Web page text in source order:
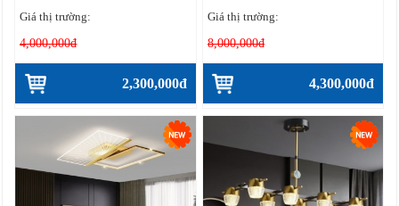
Giá thị trường:
4,000,000đ
2,300,000đ
Giá thị trường:
8,000,000đ
4,300,000đ